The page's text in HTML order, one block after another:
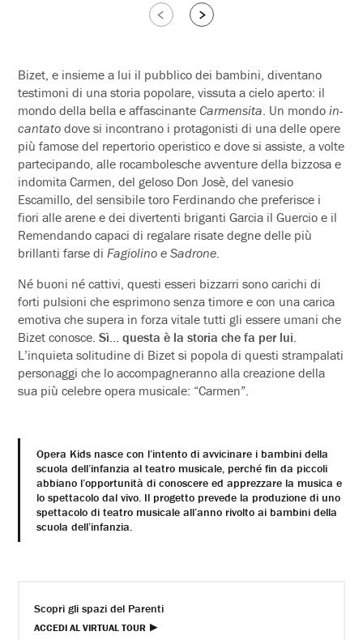
Slide
Bizet, e insieme a lui il pubblico dei bambini, diventano
testimoni di una storia popolare, vissuta a cielo aperto: il
mondo della bella e affascinante Carmensita . Un mondoin-
cantato dove si incontrano i protagonisti di una delle opere
più famose del repertorio operistico e dove si assiste, a volte
partecipando, alle rocambolesche avventure della bizzosa e
indomita Carmen, del geloso Don Josè, del vanesio
Escamillo, del sensibile toro Ferdinando che preferisce i
fiori alle arene e dei divertenti briganti Garcia il Guercio e il
Remendando capaci di regalare risate degne delle più
brillanti farse di Fagiolino e Sadrone
Né buoni né cattivi, questi esseri bizzarri sono carichi di
forti pulsioni che esprimono senza timore e con una carica
emotiva che supera in forza vitale tutti gli essere umani che
Bizet conosce.Sì… questa è la storia che fa per lui.
L’inquieta solitudine di Bizet si popola di questi strampalati
personaggi che lo accompagneranno alla creazione della
sua più celebre opera musicale: “Carmen”.
Opera Kids nasce con l’intento di avvicinare i bambini della
scuola dell’infanzia al teatro musicale, perché fin da piccoli
abbiano l’opportunità di conoscere ed apprezzare la musica e
lo spettacolo dal vivo. Il progetto prevede la produzione di uno
spettacolo di teatro musicale all’anno rivolto ai bambini della
scuola dell’infanzia.
Scopri gli spazi del Parenti
ACCEDI AL VIRTUAL TOUR